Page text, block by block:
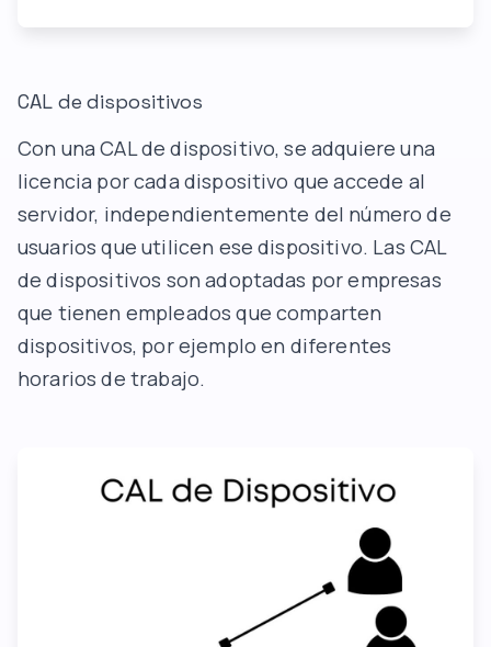
CAL de dispositivos
Con una CAL de dispositivo, se adquiere una
licencia por cada dispositivo que accede al
servidor, independientemente del número de
usuarios que utilicen ese dispositivo. Las CAL
de dispositivos son adoptadas por empresas
que tienen empleados que comparten
dispositivos, por ejemplo en diferentes
horarios de trabajo.